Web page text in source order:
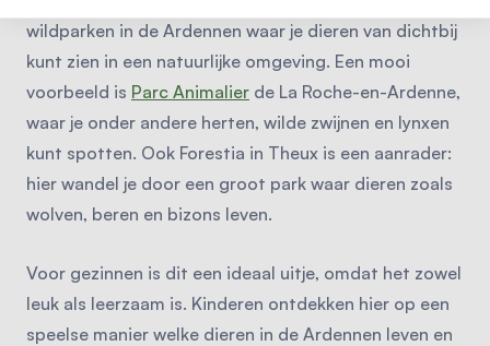
wildparken in de Ardennen waar je dieren van dichtbij
kunt zien in een natuurlijke omgeving. Een mooi
voorbeeld is Parc Animalier de La Roche-en-Ardenne,
waar je onder andere herten, wilde zwijnen en lynxen
kunt spotten. Ook Forestia in Theux is een aanrader:
hier wandel je door een groot park waar dieren zoals
wolven, beren en bizons leven.
Voor gezinnen is dit een ideaal uitje, omdat het zowel
leuk als leerzaam is. Kinderen ontdekken hier op een
speelse manier welke dieren in de Ardennen leven en